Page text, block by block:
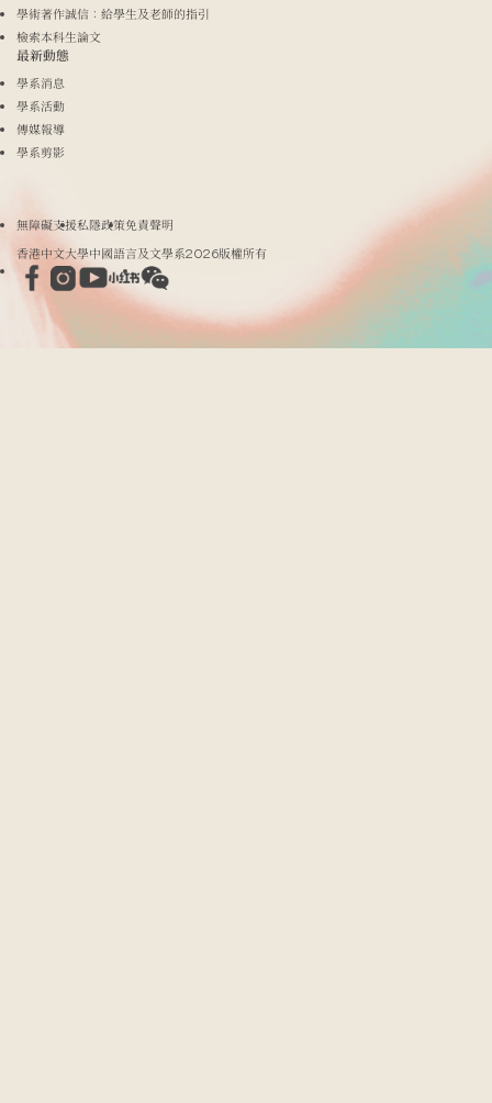
學術著作誠信：給學生及老師的指引
檢索本科生論文
最新動態
學系消息
學系活動
傳媒報導
學系剪影
無障礙支援私隱政策免責聲明
香港中文大學中國語言及文學系2026版權所有